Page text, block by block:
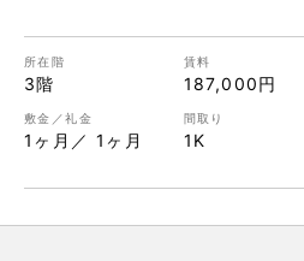
3階 187,000円
1ヶ月／ 1ヶ月 1K